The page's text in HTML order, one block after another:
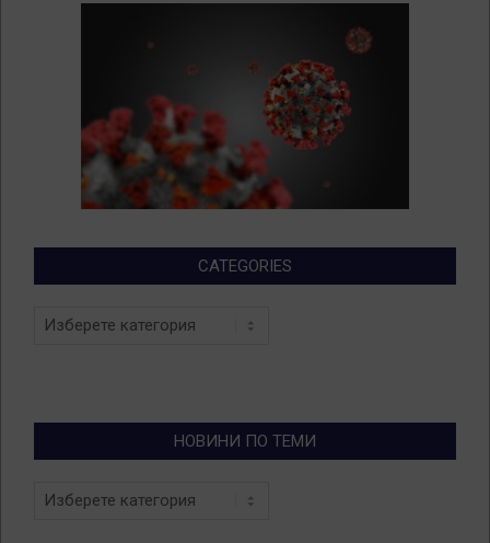
CATEGORIES
Categories
НОВИНИ ПО ТЕМИ
Новини